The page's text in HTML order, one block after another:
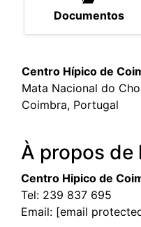
Documentos
Centro Hípico de
Mata Nacional do
Coimbra, Portugal
À propos de
Centro Hipico de
Tel: 239 837 695
Email: [email